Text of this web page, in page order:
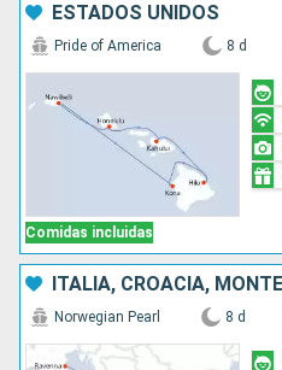
ESTADOS UNIDOS
Comidas incluidas
Pride of America 8 d
Norwegian Pearl 8 d